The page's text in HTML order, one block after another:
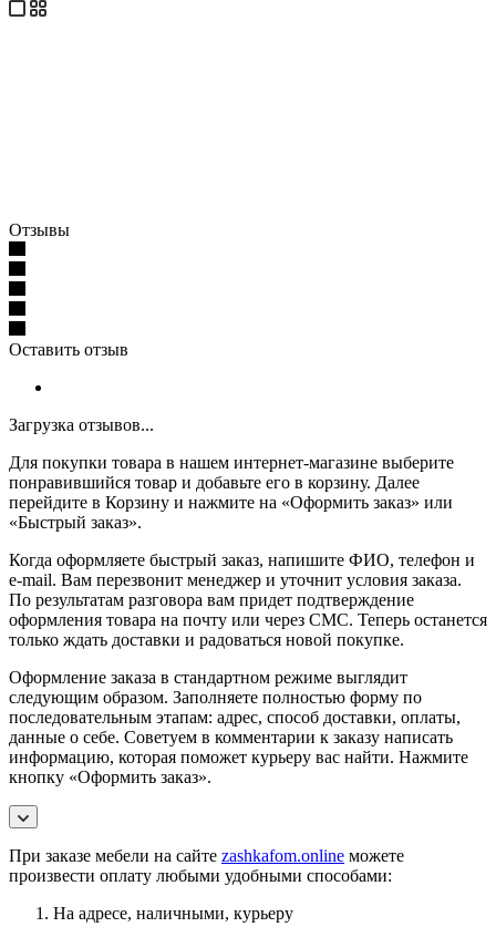
Отзывы
Оставить отзыв
Загрузка отзывов...
Для покупки товара в нашем интернет-магазине выберите
понравившийся товар и добавьте его в корзину. Далее
перейдите в Корзину и нажмите на «Оформить заказ» или
«Быстрый заказ».
Когда оформляете быстрый заказ, напишите ФИО, телефон и
e-mail. Вам перезвонит менеджер и уточнит условия заказа.
По результатам разговора вам придет подтверждение
оформления товара на почту или через СМС. Теперь останется
только ждать доставки и радоваться новой покупке.
Оформление заказа в стандартном режиме выглядит
следующим образом. Заполняете полностью форму по
последовательным этапам: адрес, способ доставки, оплаты,
данные о себе. Советуем в комментарии к заказу написать
информацию, которая поможет курьеру вас найти. Нажмите
кнопку «Оформить заказ».
При заказе мебели на сайте zashkafom.online можете
произвести оплату любыми удобными способами:
На адресе, наличными, курьеру